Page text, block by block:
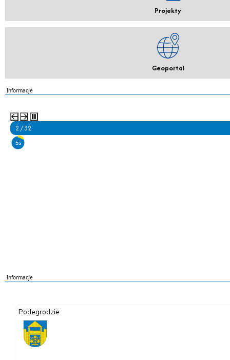
Projekty
Geoportal
Informacje
2 / 32
4s
Informacje